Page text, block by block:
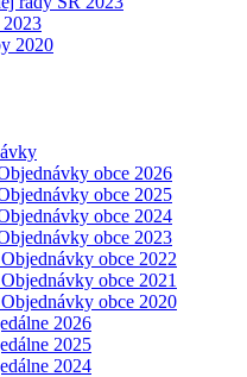
2020
obce 2026
obce 2025
obce 2024
obce 2023
obce 2022
obce 2021
obce 2020
2026
2025
2024